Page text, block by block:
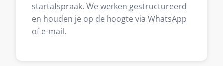
startafspraak. We werken gestructureerd
en houden je op de hoogte via WhatsApp
of e-mail.